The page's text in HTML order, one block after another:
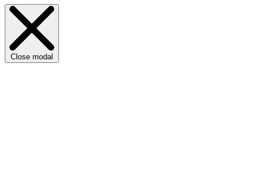
Close modal